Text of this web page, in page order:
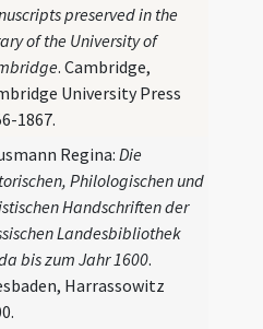
preserved in the
of the University of
. Cambridge,
University Press
1867.
Regina:Die
Philologischen und
Handschriften der
Landesbibliothek
bis zum Jahr 1600.
Harrassowitz